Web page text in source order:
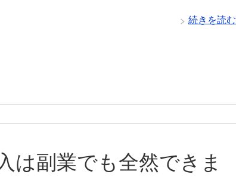
続きを読む
は副業でも全然できま